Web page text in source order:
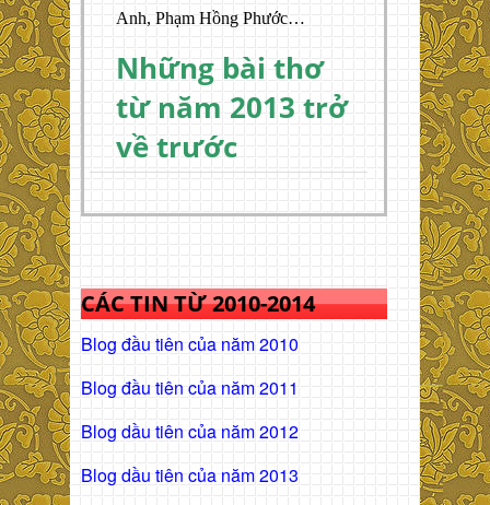
Anh, Phạm Hồng Phước…
Những bài thơ
từ năm 2013 trở
về trước
CÁC TIN TỪ 2010-2014
Blog đầu tiên của năm 2010
Blog đầu tiên của năm 2011
Blog dầu tiên của năm 2012
Blog dầu tiên của năm 2013